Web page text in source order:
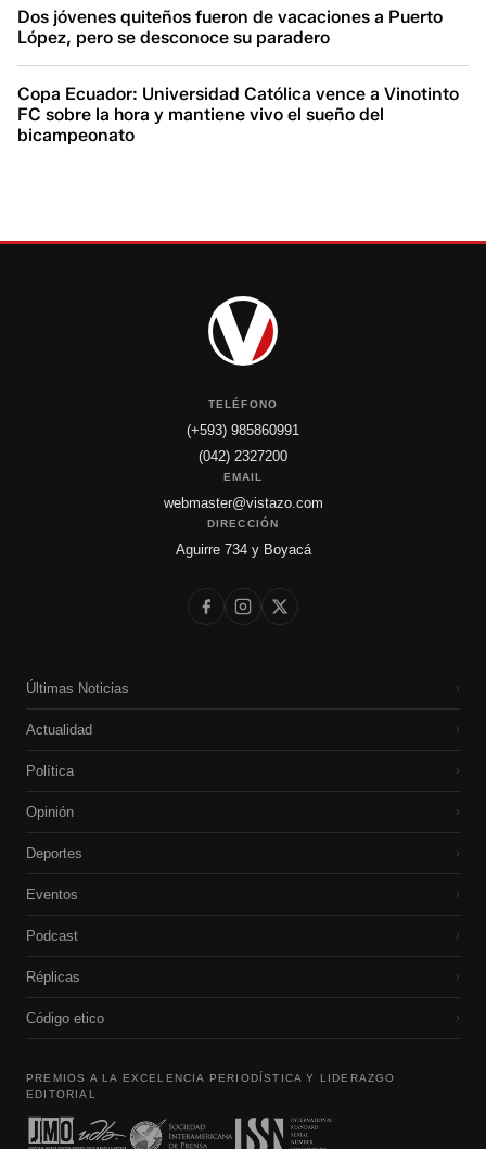
Dos jóvenes quiteños fueron de vacaciones a Puerto
López, pero se desconoce su paradero
Copa Ecuador: Universidad Católica vence a Vinotinto
FC sobre la hora y mantiene vivo el sueño del
bicampeonato
TELÉFONO
(+593) 985860991
(042) 2327200
EMAIL
webmaster@vistazo.com
DIRECCIÓN
Aguirre 734 y Boyacá
Últimas Noticias ›
Actualidad ›
Política ›
Opinión ›
Deportes ›
Eventos ›
Podcast ›
Réplicas ›
Código etico ›
PREMIOS A LA EXCELENCIA PERIODÍSTICA Y LIDERAZGO
EDITORIAL